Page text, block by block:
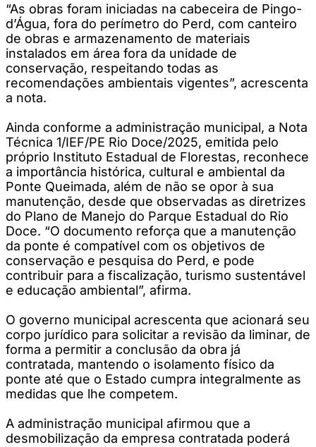
“As obras foram iniciadas na cabeceira de Pingo-
d’Água, fora do perímetro do Perd, com canteiro
de obras e armazenamento de materiais
instalados em área fora da unidade de
conservação, respeitando todas as
recomendações ambientais vigentes”, acrescenta
a nota.
Ainda conforme a administração municipal, a Nota
Técnica 1/IEF/PE Rio Doce/2025, emitida pelo
próprio Instituto Estadual de Florestas, reconhece
a importância histórica, cultural e ambiental da
Ponte Queimada, além de não se opor à sua
manutenção, desde que observadas as diretrizes
do Plano de Manejo do Parque Estadual do Rio
Doce. “O documento reforça que a manutenção
da ponte é compatível com os objetivos de
conservação e pesquisa do Perd, e pode
contribuir para a fiscalização, turismo sustentável
e educação ambiental”, afirma.
O governo municipal acrescenta que acionará seu
corpo jurídico para solicitar a revisão da liminar, de
forma a permitir a conclusão da obra já
contratada, mantendo o isolamento físico da
ponte até que o Estado cumpra integralmente as
medidas que lhe competem.
A administração municipal afirmou que a
desmobilização da empresa contratada poderá